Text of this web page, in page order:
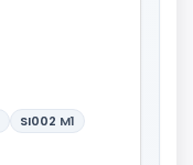
SI002 M1